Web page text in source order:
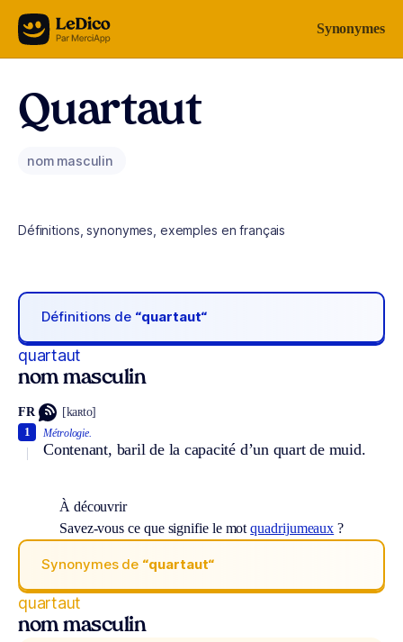
Aller au contenu Synonymes
Quartaut
nom masculin
Définitions, synonymes, exemples en français
Définitions de “quartaut“
quartaut
nom masculin
FR [kaʀto]
Métrologie.
Contenant, baril de la capacité d’un quart de muid.
1
À découvrir
Savez-vous ce que signifie le motquadrijumeaux ?
Synonymes de “quartaut“
quartaut
nom masculin